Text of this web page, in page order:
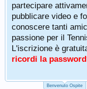
partecipare
pubblicare video e
conoscere tanti
passione per il
L'iscrizione è
ricordi la
Benvenuto Ospite